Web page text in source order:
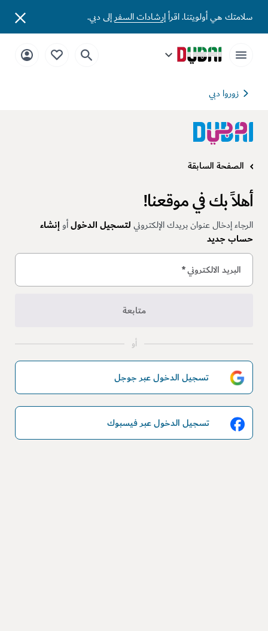
سلامتك هي أولويتنا. اقرأإرشادات السفرإلى دبي.
زوروا دبي
الصفحة السابقة
أهلاً بك في موقعنا!
الرجاء إدخال عنوان بريدك الإلكترونيلتسجيل الدخولأوإنشاء
حساب جديد
البريد الالكتروني*
متابعة
أو
تسجيل الدخول عبر جوجل
تسجيل الدخول عبر فيسبوك